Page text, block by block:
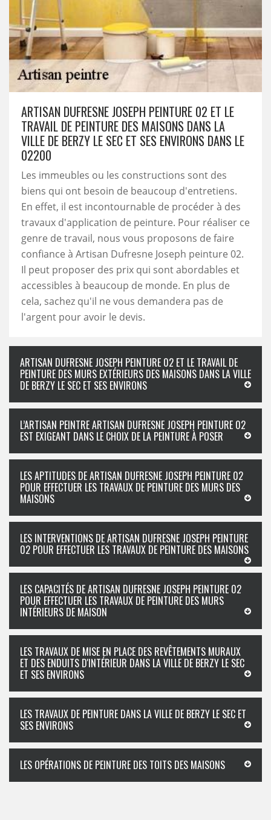
ARTISAN DUFRESNE JOSEPH PEINTURE 02 ET LE
TRAVAIL DE PEINTURE DES MAISONS DANS LA
VILLE DE BERZY LE SEC ET SES ENVIRONS DANS LE
02200
Les immeubles ou les constructions sont des
biens qui ont besoin de beaucoup d'entretiens.
En effet, il est incontournable de procéder à des
travaux d'application de peinture. Pour réaliser ce
genre de travail, nous vous proposons de faire
confiance à Artisan Dufresne Joseph peinture 02.
Il peut proposer des prix qui sont abordables et
accessibles à beaucoup de monde. En plus de
cela, sachez qu'il ne vous demandera pas de
l'argent pour avoir le devis.
ARTISAN DUFRESNE JOSEPH PEINTURE 02 ET LE TRAVAIL DE
PEINTURE DES MURS EXTÉRIEURS DES MAISONS DANS LA VILLE
DE BERZY LE SEC ET SES ENVIRONS
L’ARTISAN PEINTRE ARTISAN DUFRESNE JOSEPH PEINTURE 02
EST EXIGEANT DANS LE CHOIX DE LA PEINTURE À POSER
LES APTITUDES DE ARTISAN DUFRESNE JOSEPH PEINTURE 02
POUR EFFECTUER LES TRAVAUX DE PEINTURE DES MURS DES
MAISONS
LES INTERVENTIONS DE ARTISAN DUFRESNE JOSEPH PEINTURE
02 POUR EFFECTUER LES TRAVAUX DE PEINTURE DES MAISONS
LES CAPACITÉS DE ARTISAN DUFRESNE JOSEPH PEINTURE 02
POUR EFFECTUER LES TRAVAUX DE PEINTURE DES MURS
INTÉRIEURS DE MAISON
LES TRAVAUX DE MISE EN PLACE DES REVÊTEMENTS MURAUX
ET DES ENDUITS D'INTÉRIEUR DANS LA VILLE DE BERZY LE SEC
ET SES ENVIRONS
LES TRAVAUX DE PEINTURE DANS LA VILLE DE BERZY LE SEC ET
SES ENVIRONS
LES OPÉRATIONS DE PEINTURE DES TOITS DES MAISONS